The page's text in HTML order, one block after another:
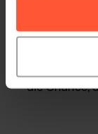
zu einer
Kund*Innen
die Chance,